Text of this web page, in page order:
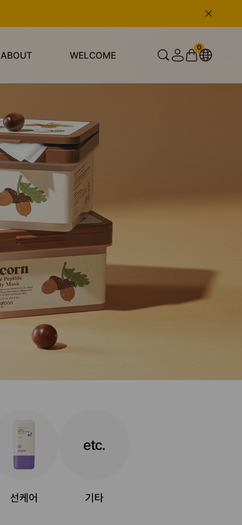
ABOUT WELCOME
0
선케어
etc.
기타